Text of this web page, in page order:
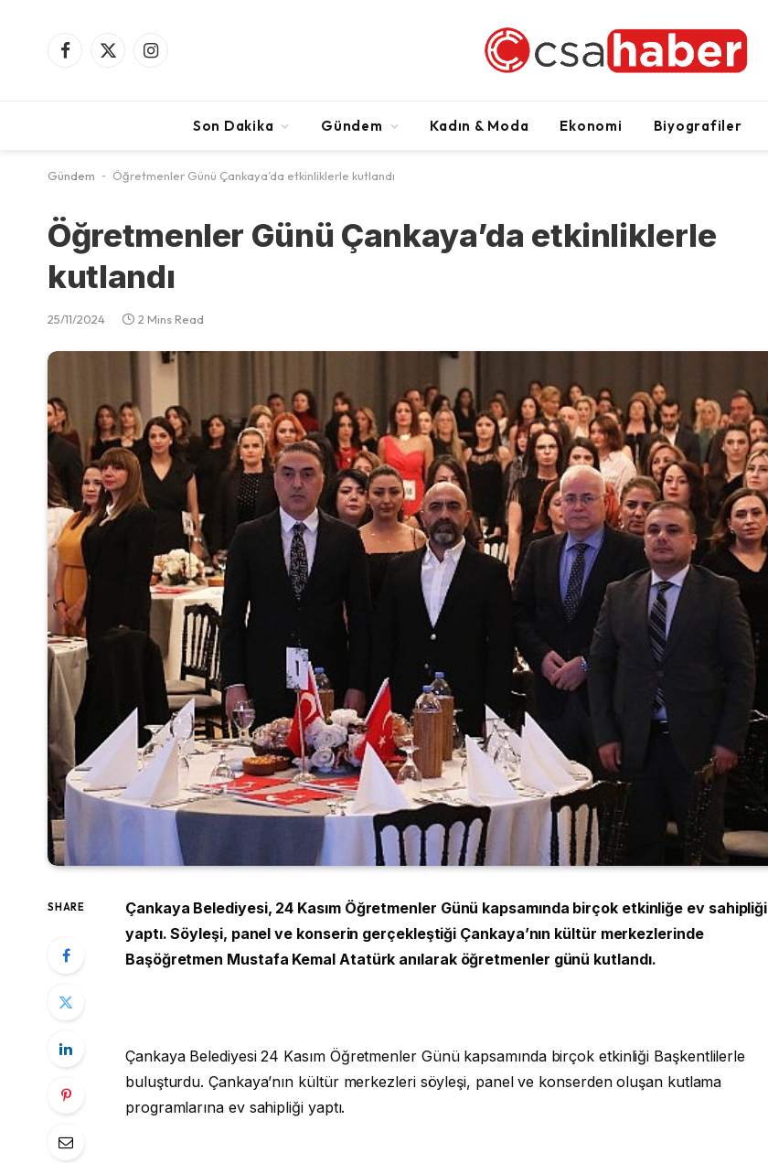
Facebook
X
Instagram
Son Dakika Gündem Kadın & Moda Ekonomi Biyografiler
Gündem - Öğretmenler Günü Çankaya’da etkinliklerle kutlandı
Öğretmenler Günü Çankaya’da etkinliklerle
kutlandı
25/11/2024 2 Mins Read
SHARE
Çankaya Belediyesi, 24 Kasım Öğretmenler Günü kapsamında birçok etkinliğe ev sahipliği
yaptı. Söyleşi, panel ve konserin gerçekleştiği Çankaya’nın kültür merkezlerinde
Başöğretmen Mustafa Kemal Atatürk anılarak öğretmenler günü kutlandı.
Çankaya Belediyesi 24 Kasım Öğretmenler Günü kapsamında birçok etkinliği Başkentlilerle
buluşturdu. Çankaya’nın kültür merkezleri söyleşi, panel ve konserden oluşan kutlama
programlarına ev sahipliği yaptı.